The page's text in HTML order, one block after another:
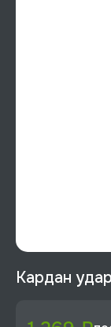
Кардан